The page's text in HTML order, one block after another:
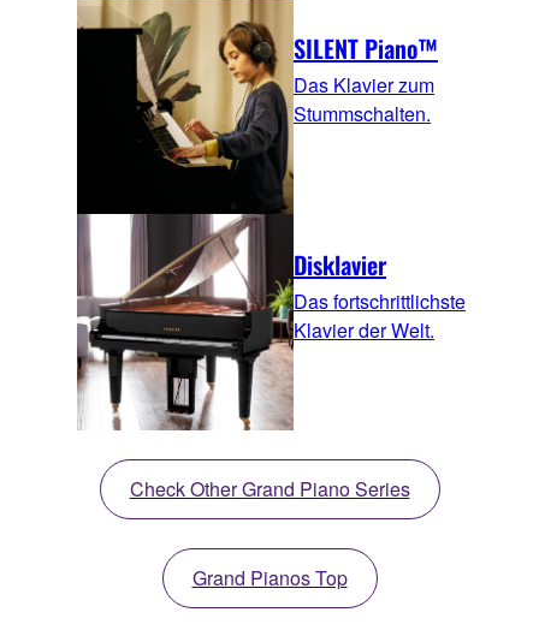
SILENT Piano™
Das Klavier zum
Stummschalten.
Disklavier
Das fortschrittlichste
Klavier der Welt.
Check Other Grand Piano Series
Grand Pianos Top